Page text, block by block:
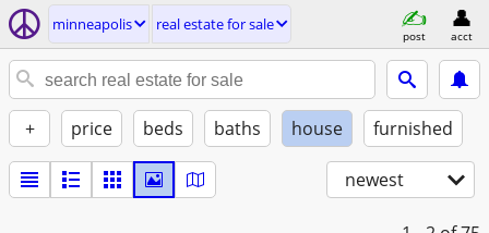
minneapolis real estate for sale
post acct
+ price beds baths house furnished
newest